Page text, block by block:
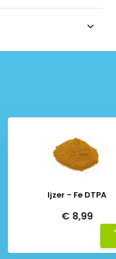
Ijzer - Fe DTPA
€ 8,99